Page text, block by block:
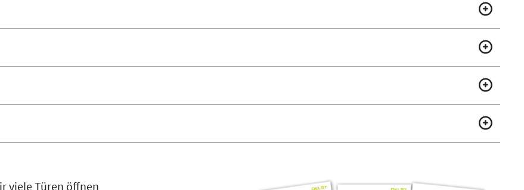
viele Türen öffnen